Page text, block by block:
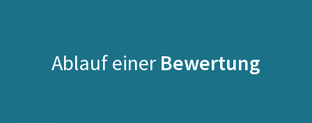
Ablauf einer Bewertung